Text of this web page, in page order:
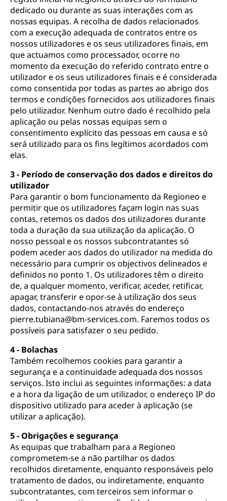
dedicado ou durante as suas interações com as
nossas equipas. A recolha de dados relacionados
com a execução adequada de contratos entre os
nossos utilizadores e os seus utilizadores finais, em
que actuamos como processador, ocorre no
momento da execução do referido contrato entre o
utilizador e os seus utilizadores finais e é considerada
como consentida por todas as partes ao abrigo dos
termos e condições fornecidos aos utilizadores finais
pelo utilizador. Nenhum outro dado é recolhido pela
aplicação ou pelas nossas equipas sem o
consentimento explícito das pessoas em causa e só
será utilizado para os fins legítimos acordados com
elas.
3 - Período de conservação dos dados e direitos do
utilizador
Para garantir o bom funcionamento da Regioneo e
permitir que os utilizadores façam login nas suas
contas, retemos os dados dos utilizadores durante
toda a duração da sua utilização da aplicação. O
nosso pessoal e os nossos subcontratantes só
podem aceder aos dados do utilizador na medida do
necessário para cumprir os objectivos delineados e
definidos no ponto 1. Os utilizadores têm o direito
de, a qualquer momento, verificar, aceder, retificar,
apagar, transferir e opor-se à utilização dos seus
dados, contactando-nos através do endereço
pierre.tubiana@bm-services.com. Faremos todos os
possíveis para satisfazer o seu pedido.
4 - Bolachas
Também recolhemos cookies para garantir a
segurança e a continuidade adequada dos nossos
serviços. Isto inclui as seguintes informações: a data
e a hora da ligação de um utilizador, o endereço IP do
dispositivo utilizado para aceder à aplicação (se
utilizar a aplicação).
5 - Obrigações e segurança
As equipas que trabalham para a Regioneo
comprometem-se a não partilhar os dados
recolhidos diretamente, enquanto responsáveis pelo
tratamento de dados, ou indiretamente, enquanto
subcontratantes, com terceiros sem informar o